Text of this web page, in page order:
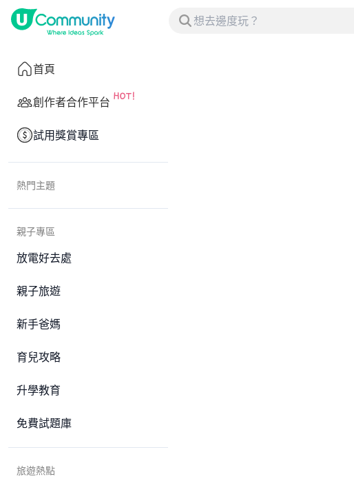
首頁
創作者合作平台
試用獎賞專區
熱門主題
親子專區
放電好去處
親子旅遊
新手爸媽
育兒攻略
升學教育
免費試題庫
旅遊熱點